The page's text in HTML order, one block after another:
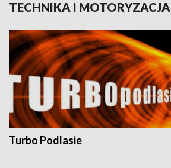
TECHNIKA I MOTORYZACJA
Turbo Podlasie